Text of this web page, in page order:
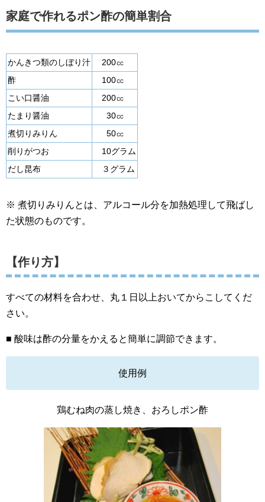
家庭で作れるポン酢の簡単割合
かんきつ類のしぼり汁
200㏄
酢
100㏄
こい口醤油
200㏄
たまり醤油
30㏄
煮切りみりん
50㏄
削りがつお
10グラム
だし昆布
３グラム
※ 煮切りみりんとは、アルコール分を加熱処理して飛ばし
た状態のものです。
【作り方】
すべての材料を合わせ、丸１日以上おいてからこしてくだ
さい。
■ 酸味は酢の分量をかえると簡単に調節できます。
使用例
鶏むね肉の蒸し焼き、おろしポン酢